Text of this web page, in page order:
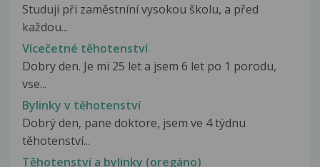
Studuji při zaměstníní vysokou školu, a před
každou...
Vícečetné těhotenství
Dobry den. Je mi 25 let a jsem 6 let po 1 porodu,
vse...
Bylinky v těhotenství
Dobrý den, pane doktore, jsem ve 4 týdnu
těhotenství...
Těhotenství a bylinky (oregáno)